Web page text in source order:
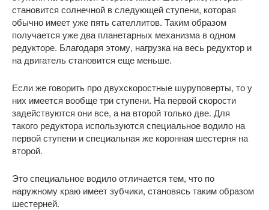
становится солнечной в следующей ступени, которая
обычно имеет уже пять сателлитов. Таким образом
получается уже два планетарных механизма в одном
редукторе. Благодаря этому, нагрузка на весь редуктор и
на двигатель становится еще меньше.
Если же говорить про двухскоростные шуруповерты, то у
них имеется вообще три ступени. На первой скорости
задействуются они все, а на второй только две. Для
такого редуктора используются специальное водило на
первой ступени и специальная же коронная шестерня на
второй.
Это специальное водило отличается тем, что по
наружному краю имеет зубчики, становясь таким образом
шестерней.